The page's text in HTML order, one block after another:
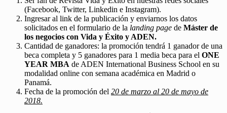
(Facebook, Twitter, Linkedin e Instagram).
Ingresar al link de la publicación y enviarnos los datos
solicitados en el formulario de la landing page de Máster de
los negocios con Vida y Éxito y ADEN.
Cantidad de ganadores: la promoción tendrá 1 ganador de una
beca completa y 5 ganadores para 1 media beca para el ONE
YEAR MBA de ADEN International Business School en su
modalidad online con semana académica en Madrid o
Panamá.
Fecha de la promoción del 20 de marzo al 20 de mayo de
2018.